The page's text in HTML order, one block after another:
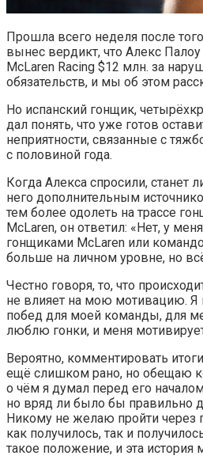
Прошла всего неделя после
вынес вердикт, что Алекс
McLaren Racing $12 млн. за
обязательств, и мы об этом
Но испанский гонщик,
дал понять, что уже готов
неприятности, связанные с
с половиной года.
Когда Алекса спросили, станет
него дополнительным
тем более одолеть на трассе
McLaren, он ответил: «Нет, у
гонщиками McLaren или
больше на личном уровне, но
Честно говоря, то, что
не влияет на мою мотивацию. Я
побед для моей команды, для
люблю гонки, и меня
Вероятно, комментировать
ещё слишком рано, но обещаю
о чём я думал перед его
но вряд ли было бы правильно
Никому не желаю пройти через
как получилось, так и
такое положение, и эта история